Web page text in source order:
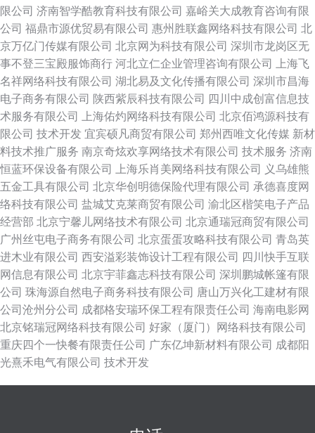
限公司 济南智学酷教育科技有限公司 嘉峪关大成教育咨询有限
公司 福鼎市源优贸易有限公司 惠州胜联鑫网络科技有限公司 北
京万亿门传媒有限公司 北京网为科技有限公司 深圳市龙岗区无
事不登三宝殿服饰商行 河北立仁企业管理咨询有限公司
上海飞
名祥网络科技有限公司 湖北易及文化传播有限公司 深圳市昌海
电子商务有限公司 陕西紫辰科技有限公司
四川中成创富信息技
术服务有限公司
上海佑灼网络科技有限公司 北京佰鸿源科技有
限公司 技术开发 宜宾硕凡商贸有限公司 郑州西唯文化传媒 新材
料技术推广服务 南京奇炫欢享网络技术有限公司 技术服务 济南
恒蓝环保设备有限公司
上海乐肖美网络科技有限公司
义乌雄熊
五金工具有限公司 北京华创明德保险代理有限公司 承德喜度网
络科技有限公司 盐城艾克莱商贸有限公司 渝北区楷笑电子产品
经营部 北京宁馨儿网络技术有限公司 北京通瑞冠商贸有限公司
广州丝屯电子商务有限公司 北京蛋蛋攻略科技有限公司 青岛英
进木业有限公司 西安溢彩装饰设计工程有限公司
四川快手互联
网信息有限公司 北京宇菲鑫志科技有限公司 深圳鹏城帐篷有限
公司 珠海源自然电子商务科技有限公司 唐山万兴化工建材有限
公司沧州分公司 成都格安瑞环保工程有限责任公司 海南电影网
北京铭瑞冠网络科技有限公司 好家（厦门）网络科技有限公司
重庆四个一快餐有限责任公司 广东亿坤新材料有限公司 成都阳
光熹禾电气有限公司 技术开发